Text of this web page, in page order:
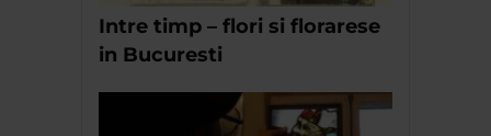
Intre timp – flori si florarese
in Bucuresti